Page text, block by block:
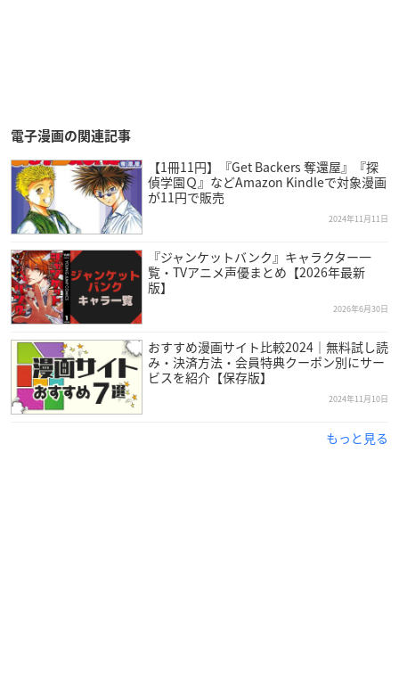
電子漫画の関連記事
【1冊11円】『Get Backers 奪還屋』『探
偵学園Ｑ』などAmazon Kindleで対象漫画
が11円で販売
2024年11月11日
『ジャンケットバンク』キャラクター一
覧・TVアニメ声優まとめ【2026年最新
版】
2026年6月30日
おすすめ漫画サイト比較2024｜無料試し読
み・決済方法・会員特典クーポン別にサー
ビスを紹介【保存版】
2024年11月10日
もっと見る